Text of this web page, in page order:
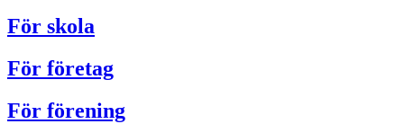
För skola
För företag
För förening